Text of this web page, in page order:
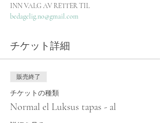
INN VALG AV RETTER TIL
bedagelig.no@gmail.com
チケット詳細
販売終了
チケットの種類
Normal el Luksus tapas - al